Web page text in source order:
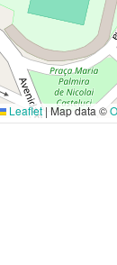
Leaflet | Map data ©